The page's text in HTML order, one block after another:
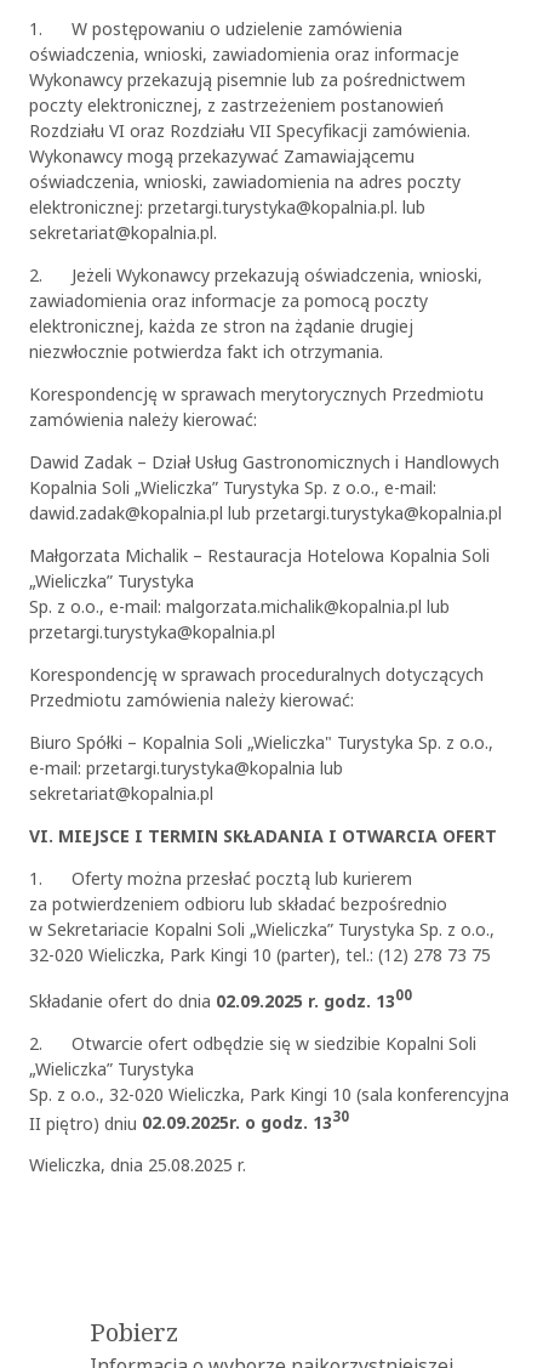
1. W postępowaniu o udzielenie zamówienia
oświadczenia, wnioski, zawiadomienia oraz informacje
Wykonawcy przekazują pisemnie lub za pośrednictwem
poczty elektronicznej, z zastrzeżeniem postanowień
Rozdziału VI oraz Rozdziału VII Specyfikacji zamówienia.
Wykonawcy mogą przekazywać Zamawiającemu
oświadczenia, wnioski, zawiadomienia na adres poczty
elektronicznej: przetargi.turystyka@kopalnia.pl. lub
sekretariat@kopalnia.pl.
2. Jeżeli Wykonawcy przekazują oświadczenia, wnioski,
zawiadomienia oraz informacje za pomocą poczty
elektronicznej, każda ze stron na żądanie drugiej
niezwłocznie potwierdza fakt ich otrzymania.
Korespondencję w sprawach merytorycznych Przedmiotu
zamówienia należy kierować:
Dawid Zadak – Dział Usług Gastronomicznych i Handlowych
Kopalnia Soli „Wieliczka” Turystyka Sp. z o.o., e-mail:
dawid.zadak@kopalnia.pl lub przetargi.turystyka@kopalnia.pl
Małgorzata Michalik – Restauracja Hotelowa Kopalnia Soli
„Wieliczka” Turystyka
Sp. z o.o., e-mail: malgorzata.michalik@kopalnia.pl lub
przetargi.turystyka@kopalnia.pl
Korespondencję w sprawach proceduralnych dotyczących
Przedmiotu zamówienia należy kierować:
Biuro Spółki – Kopalnia Soli „Wieliczka" Turystyka Sp. z o.o.,
e-mail: przetargi.turystyka@kopalnia lub
sekretariat@kopalnia.pl
VI. MIEJSCE I TERMIN SKŁADANIA I OTWARCIA OFERT
1. Oferty można przesłać pocztą lub kurierem
za potwierdzeniem odbioru lub składać bezpośrednio
w Sekretariacie Kopalni Soli „Wieliczka” Turystyka Sp. z o.o.,
32-020 Wieliczka, Park Kingi 10 (parter), tel.: (12) 278 73 75
Składanie ofert do dnia 02.09.2025 r. godz. 1300
2. Otwarcie ofert odbędzie się w siedzibie Kopalni Soli
„Wieliczka” Turystyka
Sp. z o.o., 32-020 Wieliczka, Park Kingi 10 (sala konferencyjna
II piętro) dniu 02.09.2025r. o godz. 1330
Wieliczka, dnia 25.08.2025 r.
Pobierz